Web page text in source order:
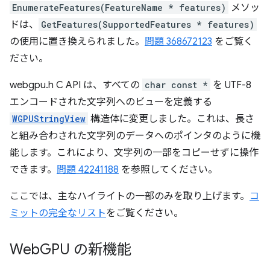
EnumerateFeatures(FeatureName * features)
メソッ
ドは、
GetFeatures(SupportedFeatures * features)
の使用に置き換えられました。 問題 368672123 をご覧く
ださい。
webgpu.h C API は、すべての char const * を UTF-8
エンコードされた文字列へのビューを定義する
WGPUStringView 構造体に変更しました。これは、長さ
と組み合わされた文字列のデータへのポインタのように機
能します。これにより、文字列の一部をコピーせずに操作
できます。 問題 42241188 を参照してください。
ここでは、主なハイライトの一部のみを取り上げます。 コ
ミットの完全なリストをご覧ください。
WebGPU の新機能